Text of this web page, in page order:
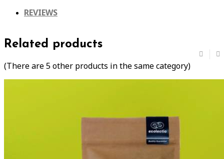
REVIEWS
Related products
(There are 5 other products in the same category)